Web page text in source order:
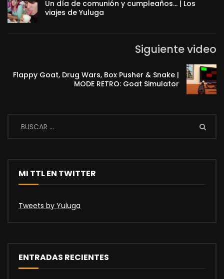
Un día de comunión y cumpleaños… | Los
viajes de Yuluga
Siguiente video
Flappy Goat, Drug Wars, Box Pusher & Snake |
MODE RETRO: Goat Simulator
MI TTL EN TWITTER
Tweets by Yuluga
ENTRADAS RECIENTES